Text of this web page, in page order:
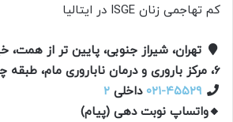
کم تهاجمی زنان ISGE در ايتاليا
۶، مرکز باروری و درمان‌ ناباروری مام، طبقه چهارم
۰۲۱-۴۵۵۲۹ داخلی ۲
🔸واتساپ نوبت دهی (پیام)